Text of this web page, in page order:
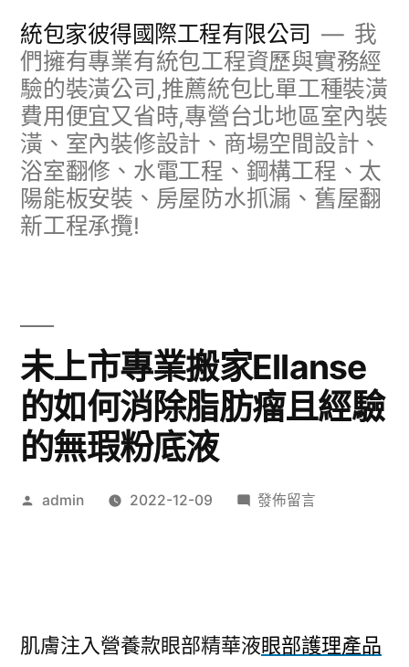
統包家彼得國際工程有限公司
我
們擁有專業有統包工程資歷與實務經
驗的裝潢公司,推薦統包比單工種裝潢
費用便宜又省時,專營台北地區室內裝
潢、室內裝修設計、商場空間設計、
浴室翻修、水電工程、鋼構工程、太
陽能板安裝、房屋防水抓漏、舊屋翻
新工程承攬!
未上市專業搬家Ellanse
的如何消除脂肪瘤且經驗
的無瑕粉底液
作
admin 2022-12-09
在
搬
發佈留言
肌膚注入營養款眼部精華液眼部護理產品